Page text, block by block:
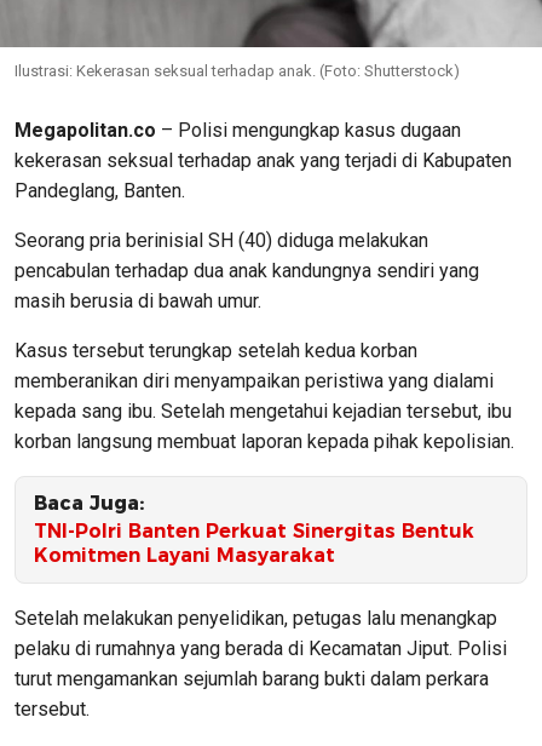
Ilustrasi: Kekerasan seksual terhadap anak. (Foto: Shutterstock)
Megapolitan.co – Polisi mengungkap kasus dugaan
kekerasan seksual terhadap anak yang terjadi di Kabupaten
Pandeglang, Banten.
Seorang pria berinisial SH (40) diduga melakukan
pencabulan terhadap dua anak kandungnya sendiri yang
masih berusia di bawah umur.
Kasus tersebut terungkap setelah kedua korban
memberanikan diri menyampaikan peristiwa yang dialami
kepada sang ibu. Setelah mengetahui kejadian tersebut, ibu
korban langsung membuat laporan kepada pihak kepolisian.
Baca Juga:
TNI-Polri Banten Perkuat Sinergitas Bentuk
Komitmen Layani Masyarakat
Setelah melakukan penyelidikan, petugas lalu menangkap
pelaku di rumahnya yang berada di Kecamatan Jiput. Polisi
turut mengamankan sejumlah barang bukti dalam perkara
tersebut.